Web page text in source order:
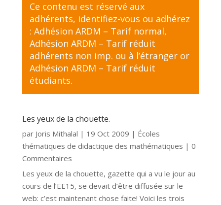
Ce contenu est réservé aux
adhérents, identifiez-vous ou adhérez
: Adhésion ARDM – Tarif normal,
Adhésion ARDM – Tarif réduit
adhérents non imp. ou à l’étrangeror
Adhésion ARDM – Tarif réduit
étudiants.
Les yeux de la chouette.
par Joris Mithalal | 19 Oct 2009 | Écoles
thématiques de didactique des mathématiques | 0
Commentaires
Les yeux de la chouette, gazette qui a vu le jour au
cours de l’EE15, se devait d’être diffusée sur le
web: c’est maintenant chose faite! Voici les trois